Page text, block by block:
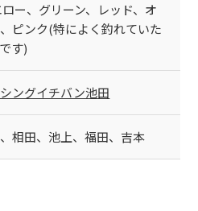
ー、グリーン、レッド、オ
ピンク(特によく釣れていた
す)
ングイチバン池田
相田、池上、福田、吉本